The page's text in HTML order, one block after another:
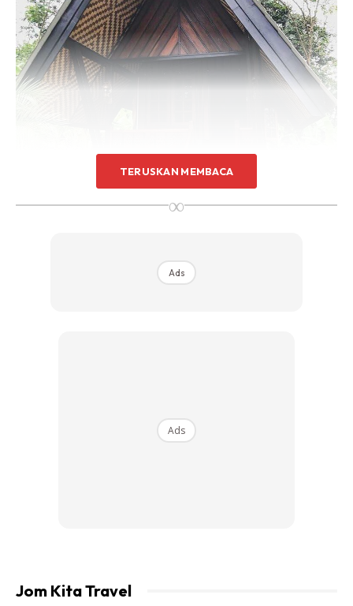
Berkonsepkan mesra alam, tempat ini merupakan lokasi
Ads
TERUSKAN MEMBACA
∞
Ads
Ads
Jom Kita Travel